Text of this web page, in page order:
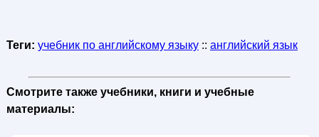
Теги: учебник по английскому языку:: английский язык
Смотрите также учебники, книги и учебные
материалы: